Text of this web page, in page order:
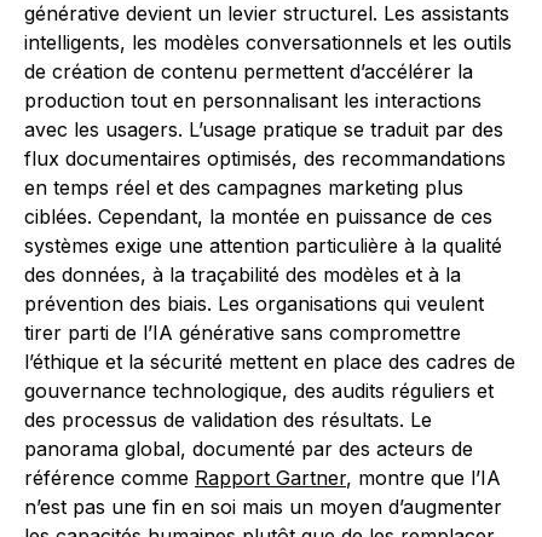
générative devient un levier structurel. Les assistants
intelligents, les modèles conversationnels et les outils
de création de contenu permettent d’accélérer la
production tout en personnalisant les interactions
avec les usagers. L’usage pratique se traduit par des
flux documentaires optimisés, des recommandations
en temps réel et des campagnes marketing plus
ciblées. Cependant, la montée en puissance de ces
systèmes exige une attention particulière à la qualité
des données, à la traçabilité des modèles et à la
prévention des biais. Les organisations qui veulent
tirer parti de l’IA générative sans compromettre
l’éthique et la sécurité mettent en place des cadres de
gouvernance technologique, des audits réguliers et
des processus de validation des résultats. Le
panorama global, documenté par des acteurs de
référence comme Rapport Gartner, montre que l’IA
n’est pas une fin en soi mais un moyen d’augmenter